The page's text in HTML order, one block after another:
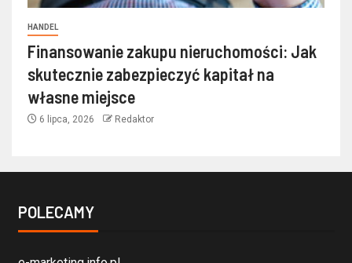
HANDEL
Finansowanie zakupu nieruchomości: Jak
skutecznie zabezpieczyć kapitał na
własne miejsce
6 lipca, 2026 Redaktor
POLECAMY